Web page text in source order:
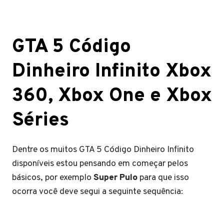
GTA 5 Código
Dinheiro Infinito Xbox
360, Xbox One e Xbox
Séries
Dentre os muitos GTA 5 Código Dinheiro Infinito
disponíveis estou pensando em começar pelos
básicos, por exemplo Super Pulo para que isso
ocorra você deve segui a seguinte sequência: